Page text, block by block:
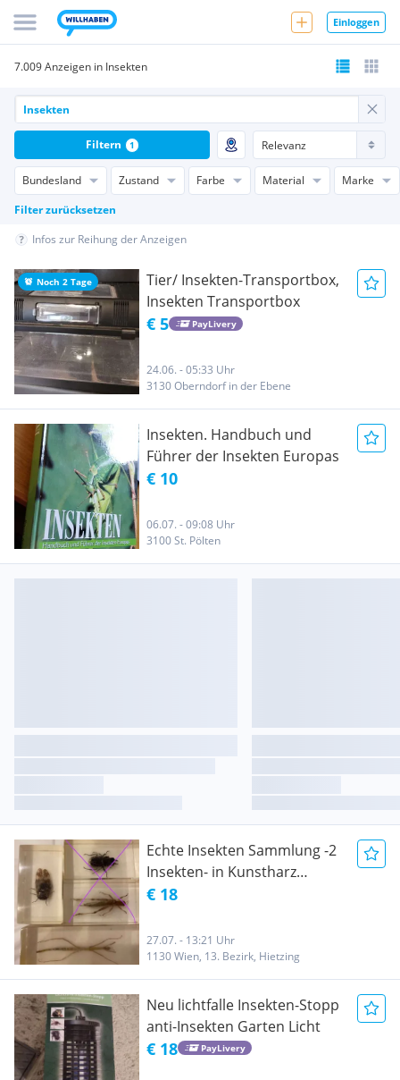
Einloggen
7.009 Anzeigen in Insekten
Bundesland Zustand Farbe Material
Marke
Filter zurücksetzen
Filtern 1
Infos zur Reihung der Anzeigen
Noch 2 Tage
Tier/ Insekten-Transportbox,
Insekten Transportbox
€ 5 PayLivery
24.06. - 05:33 Uhr
3130 Oberndorf in der Ebene
Insekten. Handbuch und
Führer der Insekten Europas
€ 10
06.07. - 09:08 Uhr
3100 St. Pölten
Echte Insekten Sammlung -2
Insekten- in Kunstharz
(Resin)
€ 18
27.07. - 13:21 Uhr
1130 Wien, 13. Bezirk, Hietzing
Neu lichtfalle Insekten-Stopp
anti-Insekten Garten Licht
€ 18 PayLivery